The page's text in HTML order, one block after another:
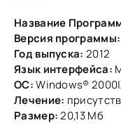
Название
Версия программы:
Год выпуска: 2012
Язык интерфейса:
ОС:Windows®
Лечение:
Размер:20,13 Мб